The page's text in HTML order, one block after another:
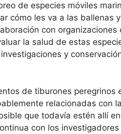
de especies móviles
cómo les va a las ballenas
con
la salud de estas
y
de tiburones peregrinos
relacionadas con
que todavía estén allí
con los